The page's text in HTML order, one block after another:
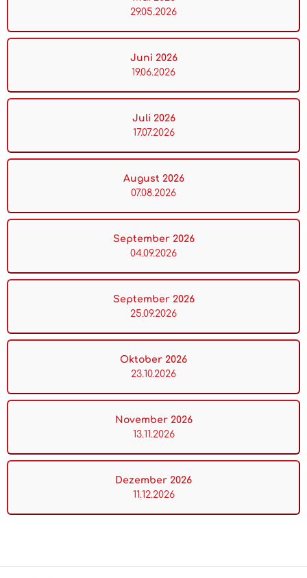
29.05.2026
Juni 2026
19.06.2026
Juli 2026
17.07.2026
August 2026
07.08.2026
September 2026
04.09.2026
September 2026
25.09.2026
Oktober 2026
23.10.2026
November 2026
13.11.2026
Dezember 2026
11.12.2026